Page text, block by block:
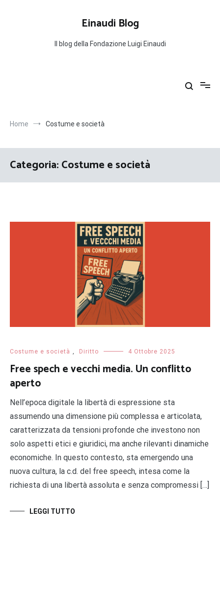
Einaudi Blog
Il blog della Fondazione Luigi Einaudi
Home Costume e società
Categoria:Costume e società
Costume e società Diritto 4 Ottobre 2025
Free spech e vecchi media. Un conflitto
aperto
Nell’epoca digitale la libertà di espressione sta
assumendo una dimensione più complessa e articolata,
caratterizzata da tensioni profonde che investono non
solo aspetti etici e giuridici, ma anche rilevanti dinamiche
economiche. In questo contesto, sta emergendo una
nuova cultura, la c.d. del free speech, intesa come la
richiesta di una libertà assoluta e senza compromessi […]
LEGGI TUTTO